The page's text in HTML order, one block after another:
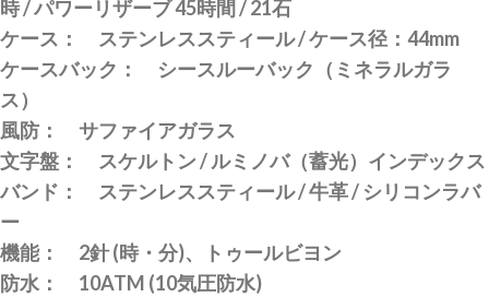
時 / パワーリザーブ 45時間 / 21石
ケース： ステンレススティール / ケース径：44mm
ケースバック： シースルーバック（ミネラルガラ
ス）
風防： サファイアガラス
文字盤： スケルトン / ルミノバ（蓄光）インデックス
バンド： ステンレススティール / 牛革 / シリコンラバ
ー
機能： 2針 (時・分)、トゥールビヨン
防水： 10ATM (10気圧防水)